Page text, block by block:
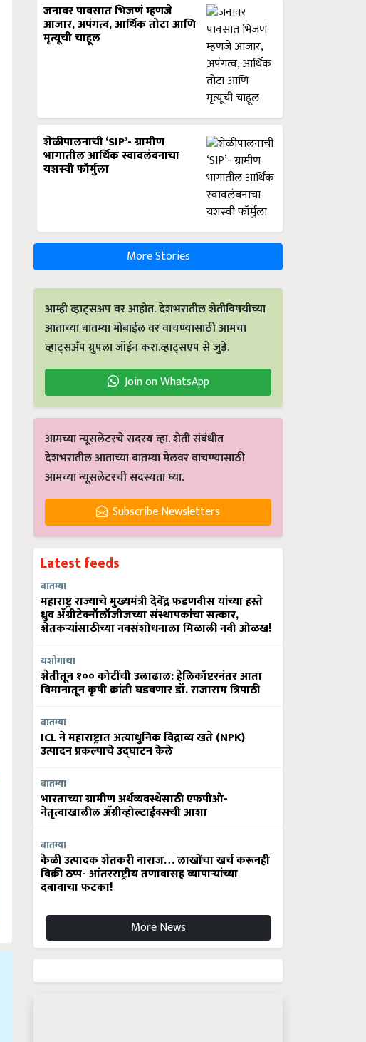
जनावर पावसात भिजणं म्हणजे
आजार, अपंगत्व, आर्थिक तोटा आणि
मृत्यूची चाहूल
शेळीपालनाची ‘SIP’- ग्रामीण
भागातील आर्थिक स्वावलंबनाचा
यशस्वी फॉर्मुला
More Stories
आम्ही व्हाट्सअप वर आहोत. देशभरातील शेतीविषयीच्या
आताच्या बातम्या मोबाईल वर वाचण्यासाठी आमचा
व्हाट्सअँप ग्रुपला जॉईन करा.व्हाट्सएप से जुड़ें.
Join on WhatsApp
आमच्या न्यूसलेटरचे सदस्य व्हा. शेती संबंधीत
देशभरातील आताच्या बातम्या मेलवर वाचण्यासाठी
आमच्या न्यूसलेटरची सदस्यता घ्या.
Subscribe Newsletters
Latest feeds
बातम्या
महाराष्ट्र राज्याचे मुख्यमंत्री देवेंद्र फडणवीस यांच्या हस्ते
ध्रुव ॲग्रीटेक्नॉलॉजीजच्या संस्थापकांचा सत्कार,
शेतकऱ्यांसाठीच्या नवसंशोधनाला मिळाली नवी ओळख!
यशोगाथा
शेतीतून १०० कोटींची उलाढाल: हेलिकॉप्टरनंतर आता
विमानातून कृषी क्रांती घडवणार डॉ. राजाराम त्रिपाठी
बातम्या
ICL ने महाराष्ट्रात अत्याधुनिक विद्राव्य खते (NPK)
उत्पादन प्रकल्पाचे उद्घाटन केले
बातम्या
भारताच्या ग्रामीण अर्थव्यवस्थेसाठी एफपीओ-
नेतृत्वाखालील अ‍ॅग्रीव्होल्टाईक्सची आशा
बातम्या
केळी उत्पादक शेतकरी नाराज… लाखोंचा खर्च करूनही
विक्री ठप्प- आंतरराष्ट्रीय तणावासह व्यापाऱ्यांच्या
दबावाचा फटका!
More News